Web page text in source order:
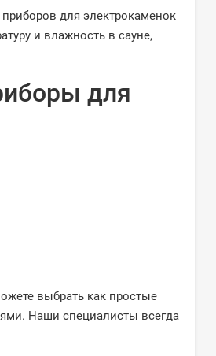
для электрокаменок
и влажность в сауне,
для
выбрать как простые
Наши специалисты всегда